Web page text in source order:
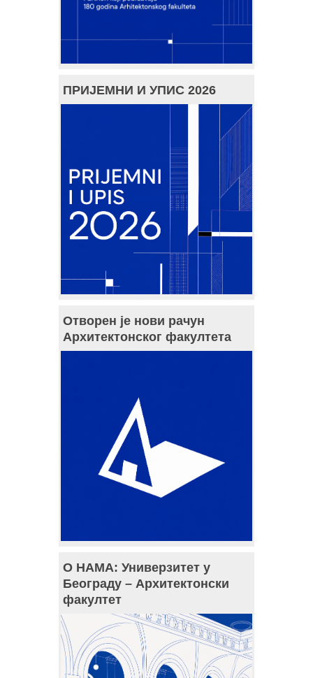
ПРИЈЕМНИ И УПИС 2026
Отворен је нови рачун
Архитектонског факултета
О НАМА: Универзитет у
Београду – Архитектонски
факултет